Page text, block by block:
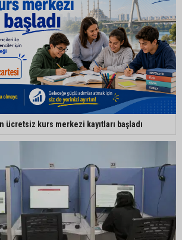
ücretsiz kurs merkezi kayıtları başladı